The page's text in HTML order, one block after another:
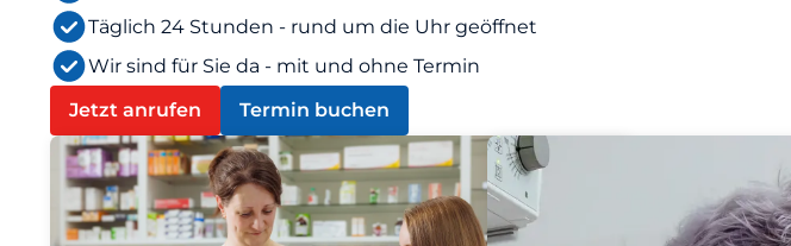
Täglich 24 Stunden - rund um die Uhr geöffnet
Wir sind für Sie da - mit und ohne Termin
Jetzt anrufen
Termin buchen